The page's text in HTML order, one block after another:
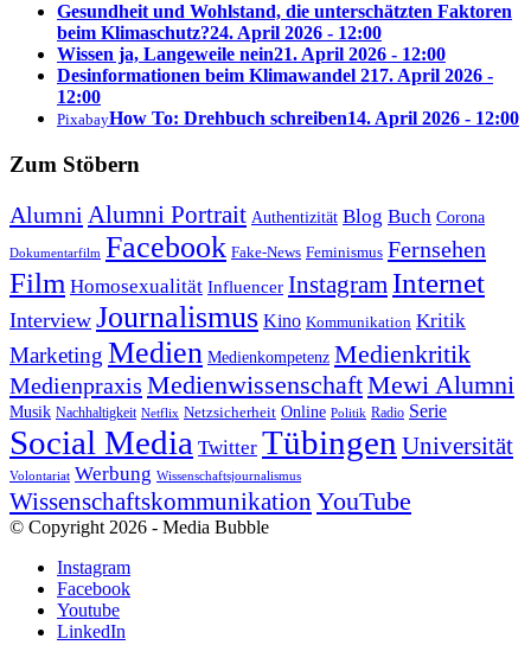
Gesundheit und Wohlstand, die unterschätzten Faktoren
beim Klimaschutz?24. April 2026 - 12:00
Wissen ja, Langeweile nein21. April 2026 - 12:00
Desinformationen beim Klimawandel 217. April 2026 -
12:00
PixabayHow To: Drehbuch schreiben14. April 2026 - 12:00
Zum Stöbern
Alumni Alumni Portrait Authentizität Blog Buch Corona
Dokumentarfilm Facebook Fake-News Feminismus Fernsehen
Film Homosexualität Influencer Instagram Internet
Interview Journalismus Kino Kommunikation Kritik
Marketing Medien Medienkompetenz Medienkritik
Medienpraxis MedienwissenschaftMewi Alumni
Musik Nachhaltigkeit Netflix Netzsicherheit Online Politik Radio Serie
Social Media Twitter Tübingen Universität
Volontariat Werbung Wissenschaftsjournalismus
Wissenschaftskommunikation YouTube
© Copyright 2026 - Media Bubble
Instagram
Facebook
Youtube
LinkedIn